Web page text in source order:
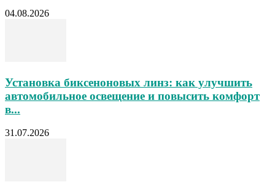
04.08.2026
Установка биксеноновых линз: как улучшить
автомобильное освещение и повысить комфорт
в...
31.07.2026